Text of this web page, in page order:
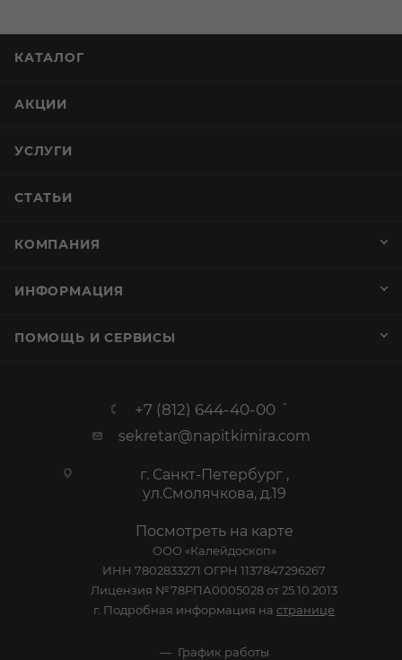
КАТАЛОГ
АКЦИИ
УСЛУГИ
СТАТЬИ
КОМПАНИЯ
ИНФОРМАЦИЯ
ПОМОЩЬ И СЕРВИСЫ
+7 (812) 644-40-00
sekretar@napitkimira.com
г. Санкт-Петербург ,
ул.Смолячкова, д.19
Посмотреть на карте
ООО «Калейдоскоп»
ИНН 7802833271 ОГРН 1137847296267
Лицензия №78РПА0005028 от 25.10.2013
г. Подробная информация на странице
График работы